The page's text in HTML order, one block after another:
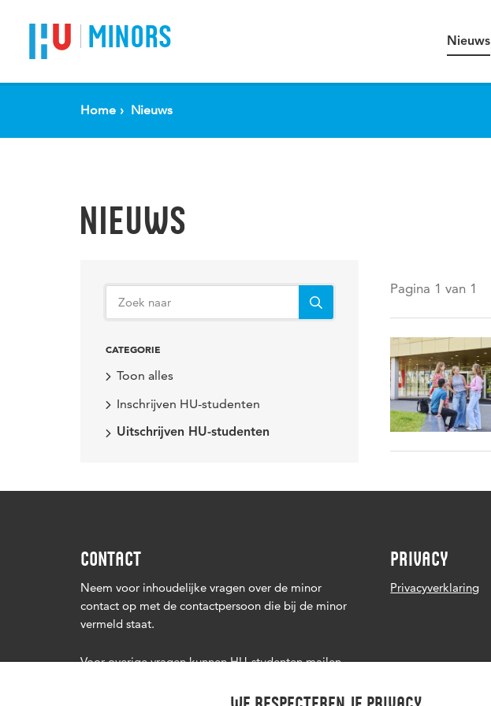
MINORS Nieuws
Home Nieuws
NIEUWS
CATEGORIE
Toon alles
Inschrijven HU-studenten
Uitschrijven HU-studenten
Pagina 1 van 1
CONTACT
Neem voor inhoudelijke vragen over de minor
contact op met de contactpersoon die bij de minor
vermeld staat.
Voor overige vragen kunnen HU-studenten mailen
onderwijsinstellingen kunnen mailen naar
PRIVACY
Privacyverklaring